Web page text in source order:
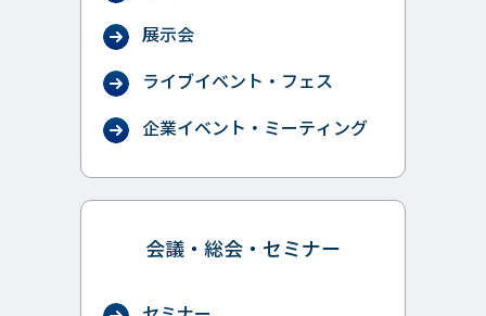
展示会
ライブイベント・フェス
企業イベント・ミーティング
会議・総会・セミナー